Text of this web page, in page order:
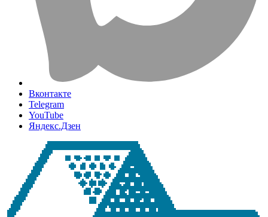
Вконтакте
Telegram
YouTube
Яндекс.Дзен